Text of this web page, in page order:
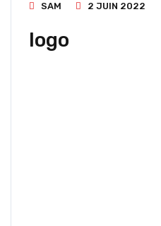
SAM 2 JUIN 2022
logo